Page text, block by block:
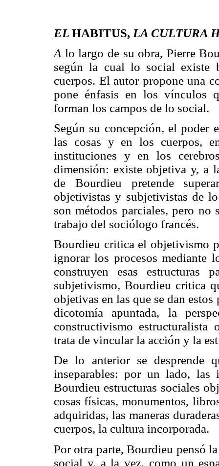
EL HABITUS, LA CULTURA
A lo largo de su obra, Pierre
según la cual lo social existe
cuerpos. El autor propone una
pone énfasis en los vínculos
forman los campos de lo social.
Según su concepción, el poder
las cosas y en los cuerpos,
instituciones y en los
dimensión: existe objetiva y, a
de Bourdieu pretende
objetivistas y subjetivistas de
son métodos parciales, pero
trabajo del sociólogo francés.
Bourdieu critica el objetivismo
ignorar los procesos mediante
construyen esas estructuras
subjetivismo, Bourdieu critica
objetivas en las que se dan
dicotomía apuntada, la
constructivismo estructuralista
trata de vincular la acción y la
De lo anterior se desprende
inseparables: por un lado, las
Bourdieu estructuras sociales
cosas físicas, monumentos,
adquiridas, las maneras
cuerpos, la cultura incorporada.
Por otra parte, Bourdieu pensó
social y, a la vez, como un